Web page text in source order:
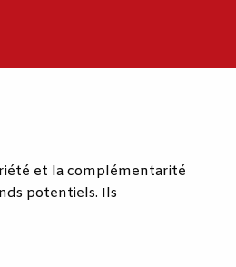
et la complémentarité
potentiels. Ils